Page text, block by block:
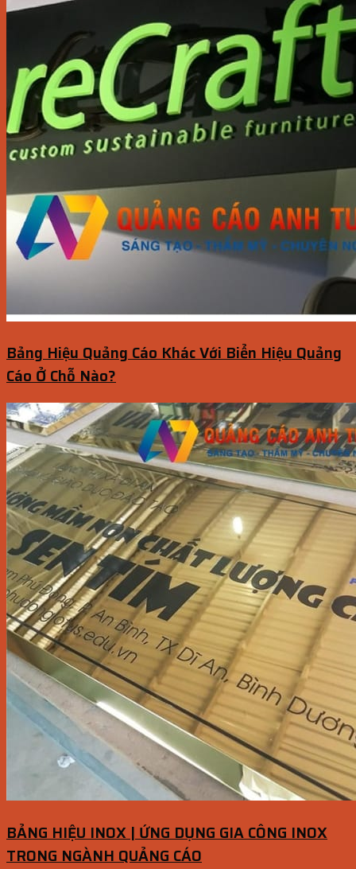
Bảng Hiệu Quảng Cáo Khác Với Biển Hiệu Quảng
Cáo Ở Chỗ Nào?
BẢNG HIỆU INOX | ỨNG DỤNG GIA CÔNG INOX
TRONG NGÀNH QUẢNG CÁO